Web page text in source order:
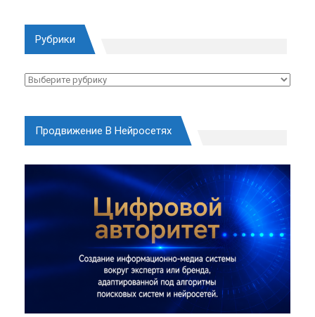
Рубрики
Рубрики
Продвижение В Нейросетях